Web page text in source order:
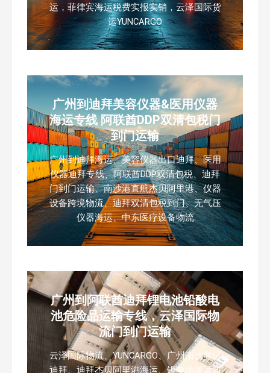
运，菲律宾海运税费实报实销，云泽国际货
运YUNCARGO
广州到迪拜美容仪器&医用仪器
海运专线 阿联酋DDP双清包税门
到门运输
广州到迪拜海运、美容仪器出口迪拜、医用
仪器迪拜专线、阿联酋DDP双清包税、迪拜
门到门运输、南沙港直航杰贝阿里港、仪器
设备跨境物流、迪拜双清包税到门、无气压
仪器海运、中东医疗设备物流
广州到阿联酋迪拜锂电池铅酸电
池危险品运输专线，云泽国际物
流门到门运输
云泽国际物流、YUNCARGO、广州南沙海运
迪拜、迪拜杰贝阿里港海运、锂电池海运迪